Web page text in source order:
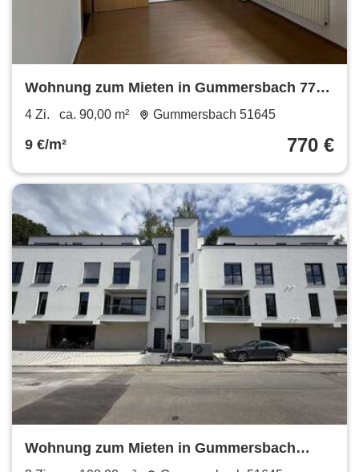
Wohnung zum Mieten in Gummersbach 770
€ 90 m²
4 Zi. ca. 90,00 m² Gummersbach 51645
9 €/m² 770 €
Wohnung zum Mieten in Gummersbach